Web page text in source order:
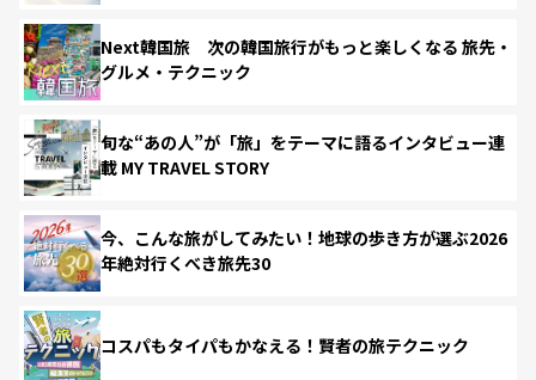
Next韓国旅 次の韓国旅行がもっと楽しくなる 旅先・
グルメ・テクニック
旬な“あの人”が「旅」をテーマに語るインタビュー連
載 MY TRAVEL STORY
今、こんな旅がしてみたい！地球の歩き方が選ぶ2026
年絶対行くべき旅先30
コスパもタイパもかなえる！賢者の旅テクニック